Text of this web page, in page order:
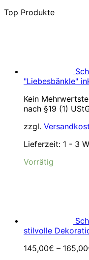
Top Produkte
"Liebesbänkle"
Kein
nach §19 (1)
zzgl.
Lieferzeit: 1 - 3
Vorrätig
stilvolle
145,00€ – 165,00